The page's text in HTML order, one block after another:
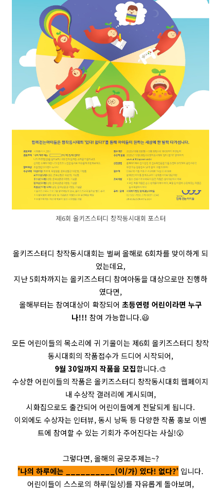
제6회 올키즈스터디 창작동시대회 포스터
올키즈스터디 창작동시대회는 벌써 올해로 6회차를 맞이하게 되
었는데요,
지난 5회차까지는 올키즈스터디 참여아동을 대상으로만 진행하
였다면,
올해부터는 참여대상이 확장되어 초등연령 어린이라면 누구
나!!! 참여 가능합니다.😃
모든 어린이들의 목소리에 귀 기울이는 제6회 올키즈스터디 창작
동시대회의 작품접수가 드디어 시작되어,
9월 30일까지 작품을 모집합니다.🎨
수상한 어린이들의 작품은 올키즈스터디 창작동시대회 웹페이지
내 수상작 갤러리에 게시되며,
시화집으로도 출간되어 어린이들에게 전달되게 됩니다.
이외에도 수상자는 인터뷰, 동시 낭독 등 다양한 작품 홍보 이벤
트에 참여할 수 있는 기회가 주어진다는 사실!😮
그렇다면, 올해의 공모주제는~?
'나의 하루에는 __________(이/가) 있다! 없다?' 입니다.
어린이들이 스스로의 하루(일상)를 자유롭게 돌아보며,